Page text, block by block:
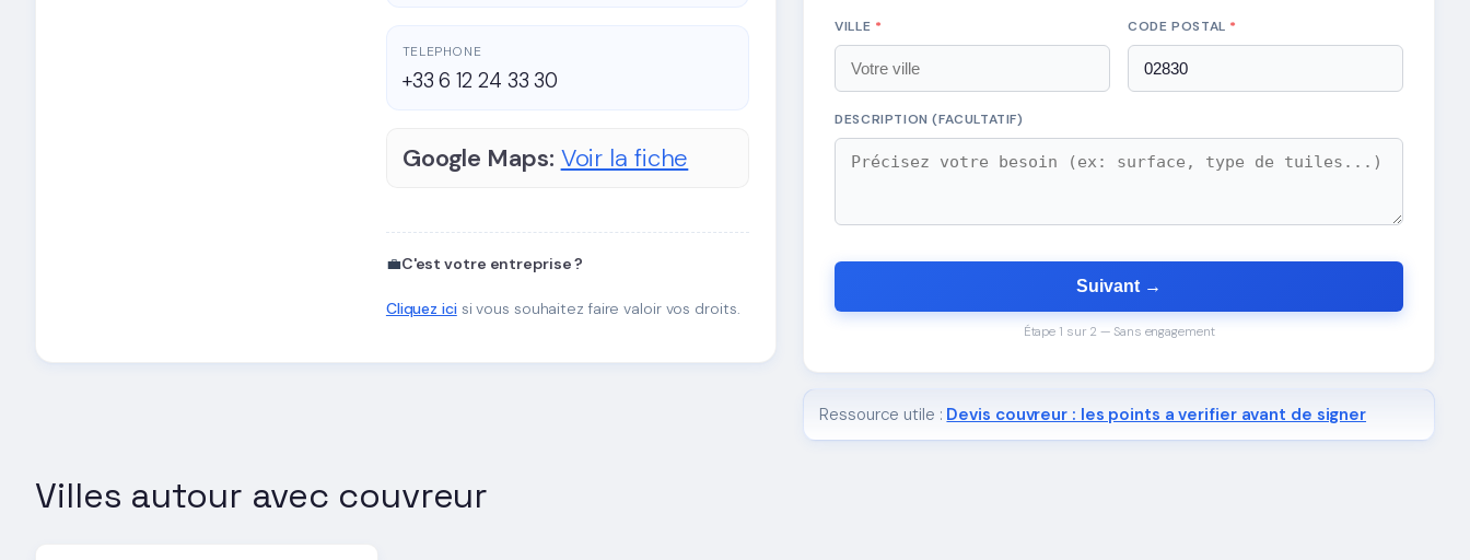
TELEPHONE
+33 6 12 24 33 30
Google Maps: Voir la fiche
💼C'est votre entreprise ?
Cliquez icisi vous souhaitez faire valoir vos droits.
VILLE * CODE POSTAL *
DESCRIPTION (FACULTATIF)
Suivant →
Étape 1 sur 2 — Sans engagement
Ressource utile : Devis couvreur : les points a verifier avant de signer
Villes autour avec couvreur